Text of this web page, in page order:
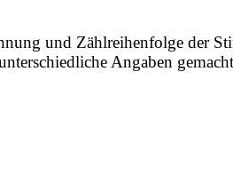
und Zählreihenfolge der
Angaben